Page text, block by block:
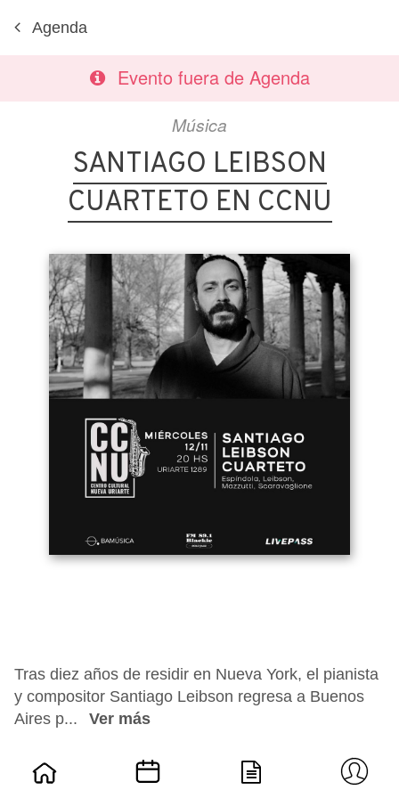
Agenda
Evento fuera de Agenda
Música
SANTIAGO LEIBSON
CUARTETO EN CCNU
Tras diez años de residir en Nueva York, el pianista
y compositor Santiago Leibson regresa a Buenos
Aires p...
Ver más